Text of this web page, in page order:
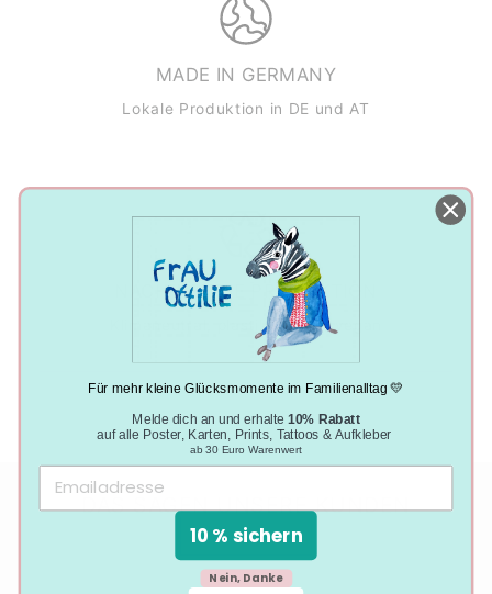
MADE IN GERMANY
Lokale Produktion in DE und AT
NACHHALTIGE PRODUKTION
Klimaneutral, plastikfrei und vegan
DAS SAGEN UNSERE KUNDEN
Für mehr kleine Glücksmomente im Familienalltag 💛
Melde dich an und erhalte10% Rabatt
auf alle Poster, Karten, Prints, Tattoos & Aufkleber
ab 30 Euro Warenwert
10 % sichern
Nein, Danke